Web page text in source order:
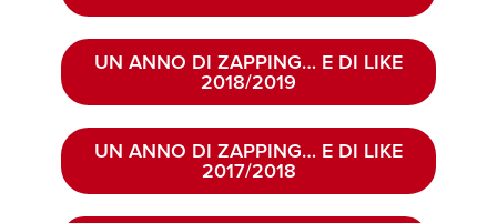
UN ANNO DI ZAPPING… E DI LIKE
2018/2019
UN ANNO DI ZAPPING… E DI LIKE
2017/2018